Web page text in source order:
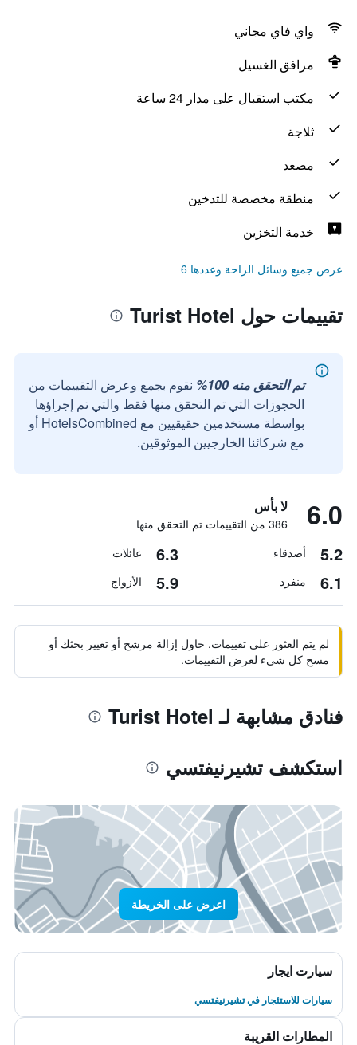
واي فاي مجاني
مرافق الغسيل
مكتب استقبال على مدار 24 ساعة
ثلاجة
مصعد
منطقة مخصصة للتدخين
خدمة التخزين
عرض جميع وسائل الراحة وعددها 6
تقييمات حول Turist Hotel
تم التحقق منه 100%
نقوم بجمع وعرض التقييمات من
الحجوزات التي تم التحقق منها فقط والتي تم إجراؤها
بواسطة مستخدمين حقيقيين مع HotelsCombined أو
مع شركائنا الخارجيين الموثوقين.
6.0 لا بأس
386 من التقييمات تم التحقق منها
5.2 أصدقاء 6.3 عائلات
6.1 منفرد 5.9 الأزواج
لم يتم العثور على تقييمات. حاول إزالة مرشح أو تغيير بحثك أو
مسح كل شيء لعرض التقييمات.
فنادق مشابهة لـ Turist Hotel
استكشف تشيرنيفتسي
اعرض على الخريطة
سيارت ايجار
سيارات للاستئجار في تشيرنيفتسي
المطارات القريبة